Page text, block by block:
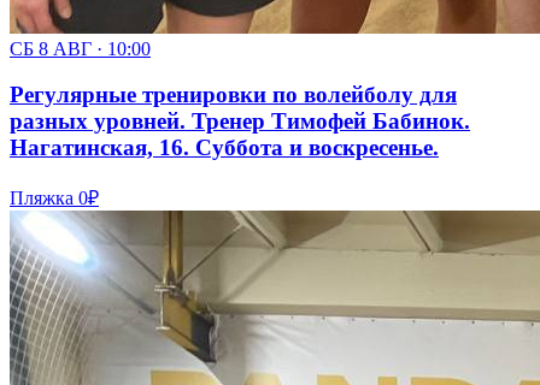
СБ 8 АВГ · 10:00
Регулярные тренировки по волейболу для
разных уровней. Тренер Тимофей Бабинок.
Нагатинская, 16. Суббота и воскресенье.
Пляжка 0₽